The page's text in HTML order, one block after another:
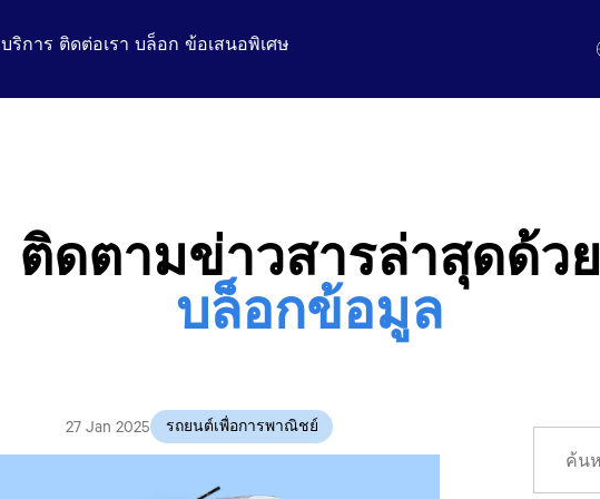
บริการ ติดต่อเรา บล็อก ข้อเสนอพิเศษ
ติดตามข่าวสารล่าสุดด้วย
บล็อกข้อมูล
27 Jan 2025 รถยนต์เพื่อการพาณิชย์